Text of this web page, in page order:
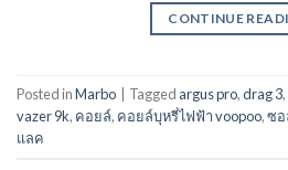
CONTINUE
Posted inMarbo Tagged argus pro,drag 3,
vazer 9k, คอยล์, คอยล์บุหรี่ไฟฟ้า voopoo,ซ
แลค